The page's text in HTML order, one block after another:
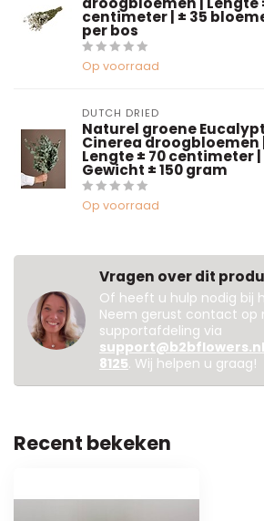
centimeter | ± 35
per bos
Op voorraad
DUTCH DRIED
Naturel groene
Cinerea droogbloemen |
Lengte ± 70 centimeter |
Gewicht ± 150 gram
Op voorraad
Vragen over dit
Of heeft u hulp nodig bij
Neem gerust contact op
supportafdeling via
support@b2bflowers.nl
8125. Wij helpen u graag!
Recent bekeken